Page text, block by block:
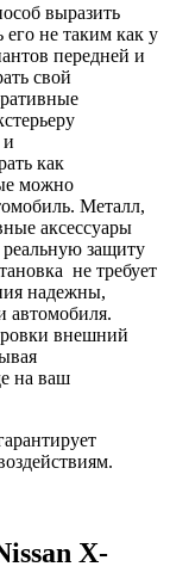
выразить
его не таким как у
передней и
свой
и
как
можно
Металл,
аксессуары
защиту
не требует
надежны,
автомобиля.
внешний
на ваш
X-